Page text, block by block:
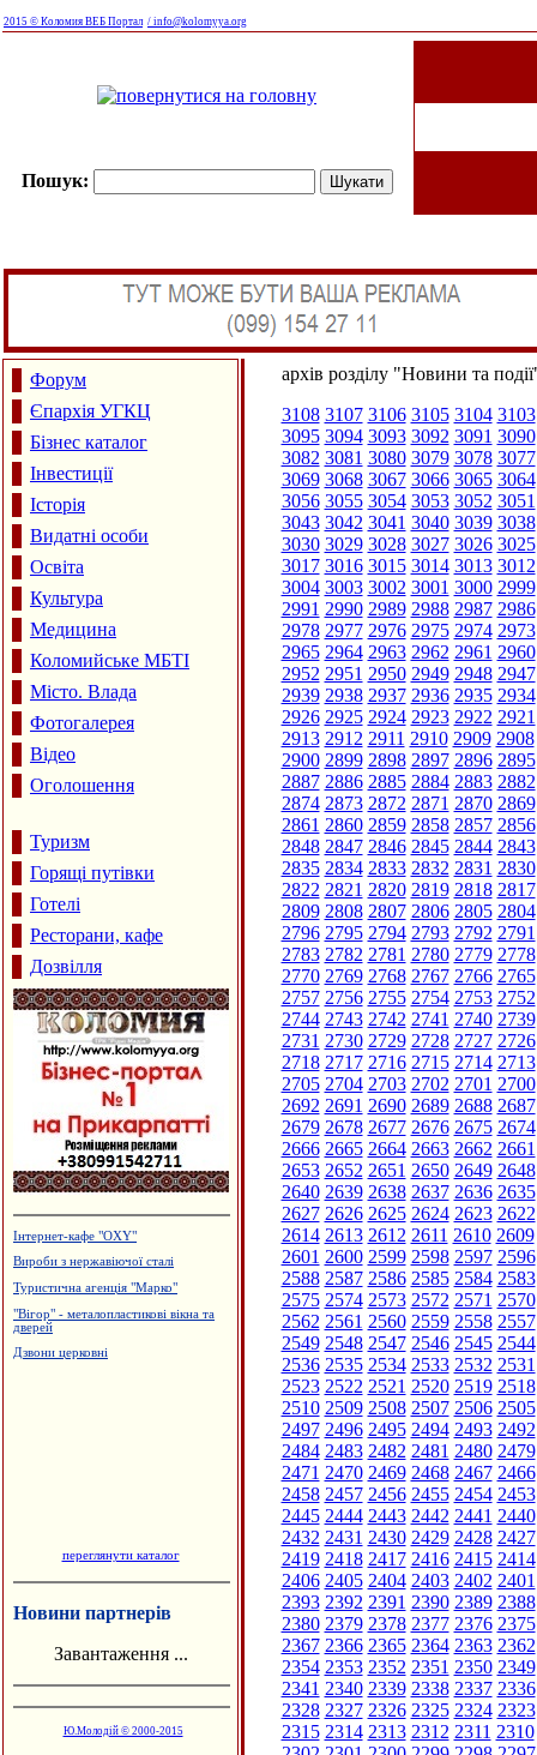
2015 © Коломия ВЕБ Портал / info@kolomyya.org
Пошук:
Форум
Єпархія УГКЦ
Бізнес каталог
Інвестиції
Історія
Видатні особи
Освіта
Культура
Медицина
Коломийське МБТІ
Місто. Влада
Фотогалерея
Відео
Оголошення
Туризм
Горящі путівки
Готелі
Ресторани, кафе
Дозвілля
Готельний комплекс, сауна
Меража ювелірних магазинів "АГАТ"
Сімейний пансіон "На Куті"
переглянути каталог
Новини партнерів
Завантаження ...
Ю.Молодій © 2000-2015
архів розділу "Новини та
3108 3107 3106 3105 3104 3103
3095 3094 3093 3092 3091 3090
3082 3081 3080 3079 3078 3077
3069 3068 3067 3066 3065 3064
3056 3055 3054 3053 3052 3051
3043 3042 3041 3040 3039 3038
3030 3029 3028 3027 3026 3025
3017 3016 3015 3014 3013 3012
3004 3003 3002 3001 3000 2999
2991 2990 2989 2988 2987 2986
2978 2977 2976 2975 2974 2973
2965 2964 2963 2962 2961 2960
2952 2951 2950 2949 2948 2947
2939 2938 2937 2936 2935 2934
2926 2925 2924 2923 2922 2921
2913 2912 2911 2910 2909 2908
2900 2899 2898 2897 2896 2895
2887 2886 2885 2884 2883 2882
2874 2873 2872 2871 2870 2869
2861 2860 2859 2858 2857 2856
2848 2847 2846 2845 2844 2843
2835 2834 2833 2832 2831 2830
2822 2821 2820 2819 2818 2817
2809 2808 2807 2806 2805 2804
2796 2795 2794 2793 2792 2791
2783 2782 2781 2780 2779 2778
2770 2769 2768 2767 2766 2765
2757 2756 2755 2754 2753 2752
2744 2743 2742 2741 2740 2739
2731 2730 2729 2728 2727 2726
2718 2717 2716 2715 2714 2713
2705 2704 2703 2702 2701 2700
2692 2691 2690 2689 2688 2687
2679 2678 2677 2676 2675 2674
2666 2665 2664 2663 2662 2661
2653 2652 2651 2650 2649 2648
2640 2639 2638 2637 2636 2635
2627 2626 2625 2624 2623 2622
2614 2613 2612 2611 2610 2609
2601 2600 2599 2598 2597 2596
2588 2587 2586 2585 2584 2583
2575 2574 2573 2572 2571 2570
2562 2561 2560 2559 2558 2557
2549 2548 2547 2546 2545 2544
2536 2535 2534 2533 2532 2531
2523 2522 2521 2520 2519 2518
2510 2509 2508 2507 2506 2505
2497 2496 2495 2494 2493 2492
2484 2483 2482 2481 2480 2479
2471 2470 2469 2468 2467 2466
2458 2457 2456 2455 2454 2453
2445 2444 2443 2442 2441 2440
2432 2431 2430 2429 2428 2427
2419 2418 2417 2416 2415 2414
2406 2405 2404 2403 2402 2401
2393 2392 2391 2390 2389 2388
2380 2379 2378 2377 2376 2375
2367 2366 2365 2364 2363 2362
2354 2353 2352 2351 2350 2349
2341 2340 2339 2338 2337 2336
2328 2327 2326 2325 2324 2323
2315 2314 2313 2312 2311 2310